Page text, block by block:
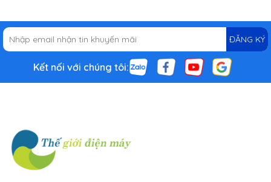
ĐĂNG KÝ
Kết nối với chúng tôi: